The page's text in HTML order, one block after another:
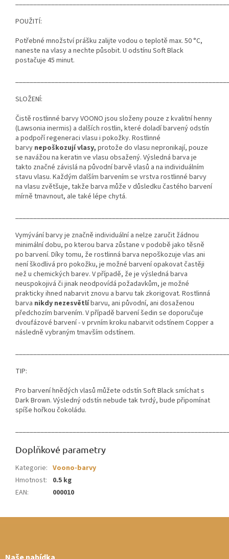
POUŽITÍ:
Potřebné množství prášku zalijte vodou o teplotě max. 50 °C,
naneste na vlasy a nechte působit. U odstínu Soft Black
postačuje 45 minut.
SLOŽENÍ:
Čistě rostlinné barvy VOONO jsou složeny pouze z kvalitní henny
(Lawsonia inermis) a dalších rostlin, které doladí barvený odstín
a podpoří regeneraci vlasu i pokožky. Rostlinné
barvy nepoškozují vlasy, protože do vlasu nepronikají, pouze
se navážou na keratin ve vlasu obsažený. Výsledná barva je
takto značné závislá na původní barvě vlasů a na individuálním
stavu vlasu. Každým dalším barvením se vrstva rostlinné barvy
na vlasu zvětšuje, takže barva může v důsledku častého barvení
mírně tmavnout, ale také lépe chytá.
Vymývání barvy je značně individuální a nelze zaručit žádnou
minimální dobu, po kterou barva zůstane v podobě jako těsně
po barvení. Díky tomu, že rostlinná barva nepoškozuje vlas ani
není škodlivá pro pokožku, je možné barvení opakovat častěji
než u chemických barev. V případě, že je výsledná barva
neuspokojivá či jinak neodpovídá požadavkům, je možné
prakticky ihned nabarvit znovu a barvu tak zkorigovat. Rostlinná
barva nikdy nezesvětlíbarvu, ani původní, ani dosaženou
předchozím barvením. V případě barvení šedin se doporučuje
dvoufázové barvení - v prvním kroku nabarvit odstínem Copper a
následně vybraným tmavším odstínem.
TIP:
Pro barvení hnědých vlasů můžete odstín Soft Black smíchat s
Dark Brown. Výsledný odstín nebude tak tvrdý, bude připomínat
spíše hořkou čokoládu.
Doplňkové parametry
Kategorie: Voono-barvy
Hmotnost:
0.5 kg
EAN: 000010